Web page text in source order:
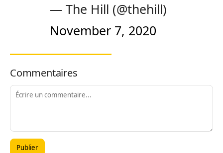
— The Hill (@thehill)
November 7, 2020
Commentaires
Publier